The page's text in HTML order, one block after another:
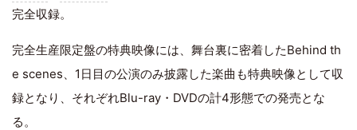
完全収録。
完全生産限定盤の特典映像には、舞台裏に密着したBehind th
e scenes、1日目の公演のみ披露した楽曲も特典映像として収
録となり、それぞれBlu-ray・DVDの計4形態での発売とな
る。